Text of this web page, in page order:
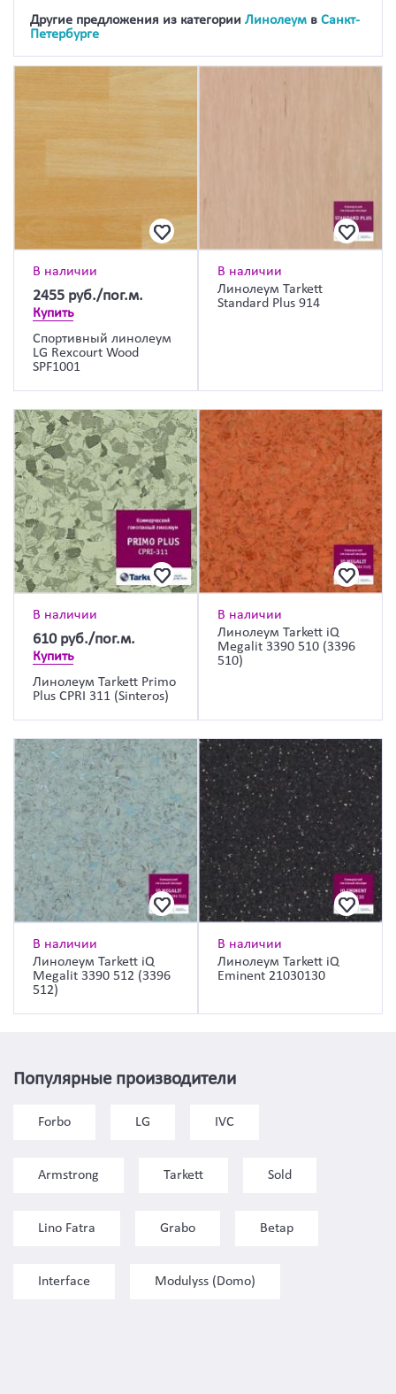
Другие предложения из категории Линолеум в Санкт-
Петербурге
В наличии
2455 руб./пог.м.
Купить
Спортивный линолеум
LG Rexcourt Wood
SPF1001
В наличии
Линолеум Tarkett
Standard Plus 914
В наличии
610 руб./пог.м.
Купить
Линолеум Tarkett Primo
Plus CPRI 311 (Sinteros)
В наличии
Линолеум Tarkett iQ
Megalit 3390 510 (3396
510)
В наличии
Линолеум Tarkett iQ
Megalit 3390 512 (3396
512)
В наличии
Линолеум Tarkett iQ
Eminent 21030130
Популярные производители
Forbo LG IVC
Armstrong Tarkett Sold
Lino Fatra Grabo Betap
Interface Modulyss (Domo)